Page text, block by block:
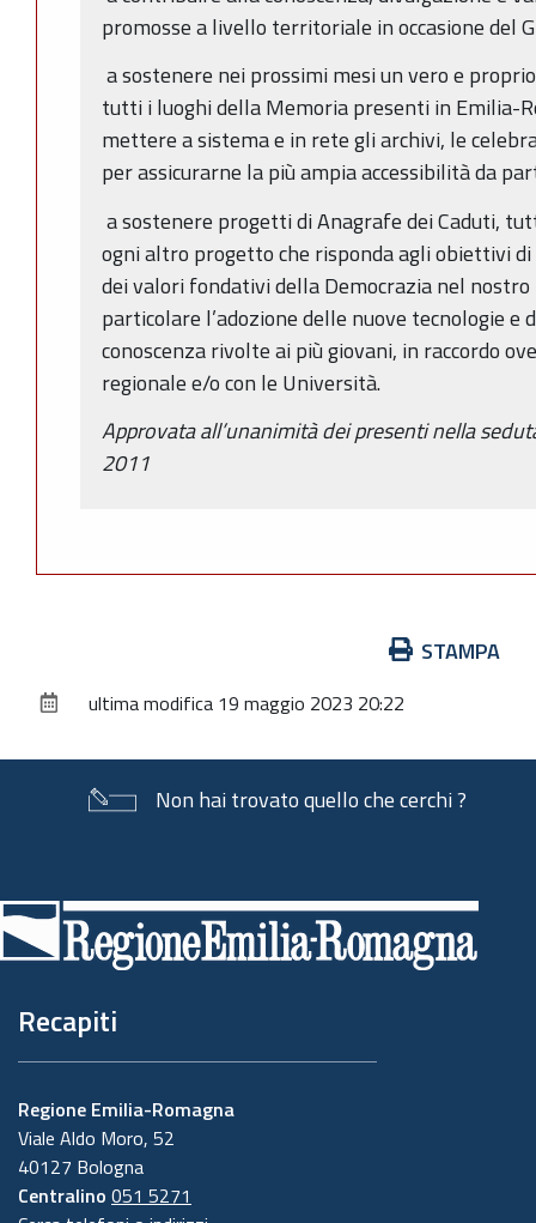
promosse a livello territoriale in occasione del
a sostenere nei prossimi mesi un vero e
tutti i luoghi della Memoria presenti in Emilia-
mettere a sistema e in rete gli archivi, le
per assicurarne la più ampia accessibilità da
a sostenere progetti di Anagrafe dei Caduti,
ogni altro progetto che risponda agli obiettivi
dei valori fondativi della Democrazia nel nostro
particolare l’adozione delle nuove tecnologie
conoscenza rivolte ai più giovani, in raccordo
regionale e/o con le Università.
Approvata all’unanimità dei presenti nella
2011
documento
STAMPA
ultima modifica 19 maggio 2023 20:22
Non hai trovato quello che cerchi ?
di
pagina
Recapiti
Regione Emilia-Romagna
Viale Aldo Moro, 52
40127 Bologna
Centralino 051 5271